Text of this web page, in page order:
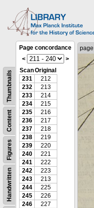
Handwritten
Figures
Content
Thumbnails
Page concordance
<
>
ScanOriginal
231
212
232
213
233
214
234
215
235
216
236
217
237
218
238
219
239
220
240
221
241
222
242
223
243
213
244
225
245
226
246
227
page